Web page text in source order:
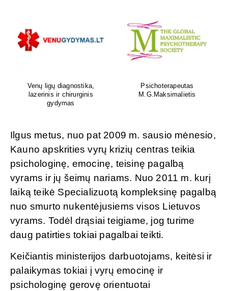
Venų ligų diagnostika,
lazerinis ir chirurginis
gydymas
Psichoterapeutas
M.G.Maksimalietis
Ilgus metus, nuo pat 2009 m. sausio mėnesio,
Kauno apskrities vyrų krizių centras teikia
psichologinę, emocinę, teisinę pagalbą
vyrams ir jų šeimų nariams. Nuo 2011 m. kurį
laiką teikė Specializuotą kompleksinę pagalbą
nuo smurto nukentėjusiems visos Lietuvos
vyrams. Todėl drąsiai teigiame, jog turime
daug patirties tokiai pagalbai teikti.
Keičiantis ministerijos darbuotojams, keitėsi ir
palaikymas tokiai į vyrų emocinę ir
psichologinę gerovę orientuotai